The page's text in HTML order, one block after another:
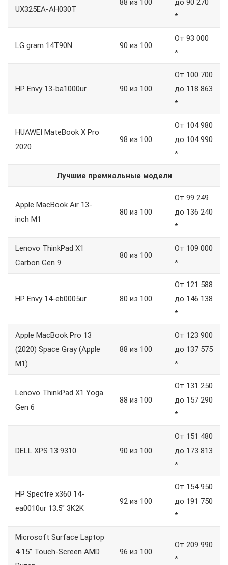
UX325EA-AH030T
88 из 100
до 90 270
*
LG gram 14T90N 90 из 100
От 93 000
*
HP Envy 13-ba1000ur 90 из 100
От 100 700
до 118 863
*
HUAWEI MateBook X Pro
2020
98 из 100
От 104 980
до 104 990
*
Лучшие премиальные модели
Apple MacBook Air 13-
inch M1
80 из 100
От 99 249
до 136 240
*
Lenovo ThinkPad X1
Carbon Gen 9
80 из 100
От 109 000
*
HP Envy 14-eb0005ur 80 из 100
От 121 588
до 146 138
*
Apple MacBook Pro 13
(2020) Space Gray (Apple
M1)
88 из 100
От 123 900
до 137 575
*
Lenovo ThinkPad X1 Yoga
Gen 6
88 из 100
От 131 250
до 157 290
*
DELL XPS 13 9310 90 из 100
От 151 480
до 173 813
*
HP Spectre x360 14-
ea0010ur 13.5″ 3K2K
92 из 100
От 154 950
до 191 750
*
Microsoft Surface Laptop
4 15” Touch-Screen AMD
96 из 100
От 209 990
*